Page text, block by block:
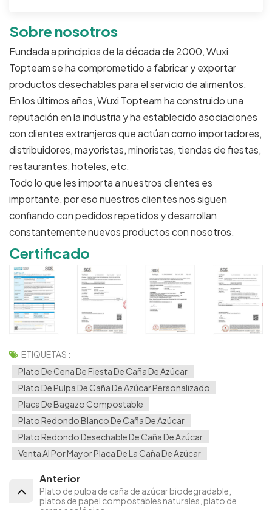
Sobre nosotros
Fundada a principios de la década de 2000, Wuxi
Topteam se ha comprometido a fabricar y exportar
productos desechables para el servicio de alimentos.
En los últimos años, Wuxi Topteam ha construido una
reputación en la industria y ha establecido asociaciones
con clientes extranjeros que actúan como importadores,
distribuidores, mayoristas, minoristas, tiendas de fiestas,
restaurantes, hoteles, etc.
Todo lo que les importa a nuestros clientes es
importante, por eso nuestros clientes nos siguen
confiando con pedidos repetidos y desarrollan
constantemente nuevos productos con nosotros.
Certificado
ETIQUETAS :
Plato De Cena De Fiesta De Caña De Azúcar
Plato De Pulpa De Caña De Azúcar Personalizado
Placa De Bagazo Compostable
Plato Redondo Blanco De Caña De Azúcar
Plato Redondo Desechable De Caña De Azúcar
Venta Al Por Mayor Placa De La Caña De Azúcar
Anterior
Plato de pulpa de caña de azúcar biodegradable,
platos de papel compostables naturales, plato de
carga ecológico